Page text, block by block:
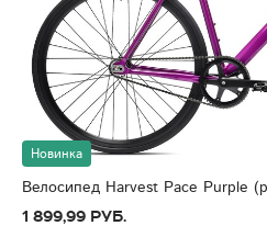
Новинка
Велосипед Harvest Pace Purple
1 899,99 руб.